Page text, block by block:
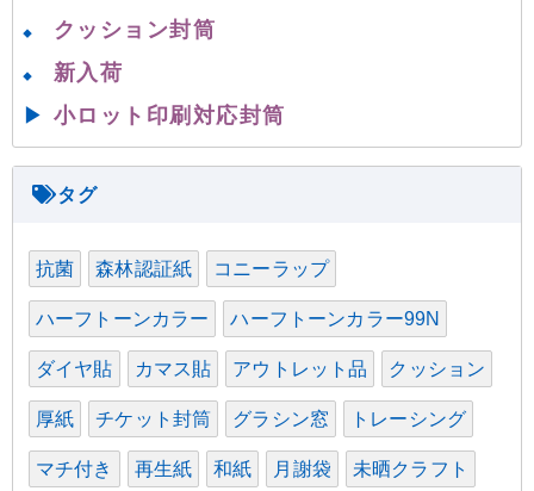
◆ クッション封筒
◆
新入荷
▶ 小ロット印刷対応封筒
抗菌 森林認証紙 コニーラップ
ハーフトーンカラー ハーフトーンカラー99N
ダイヤ貼 カマス貼 アウトレット品 クッション
厚紙 チケット封筒 グラシン窓 トレーシング
マチ付き 再生紙 和紙 月謝袋 未晒クラフト